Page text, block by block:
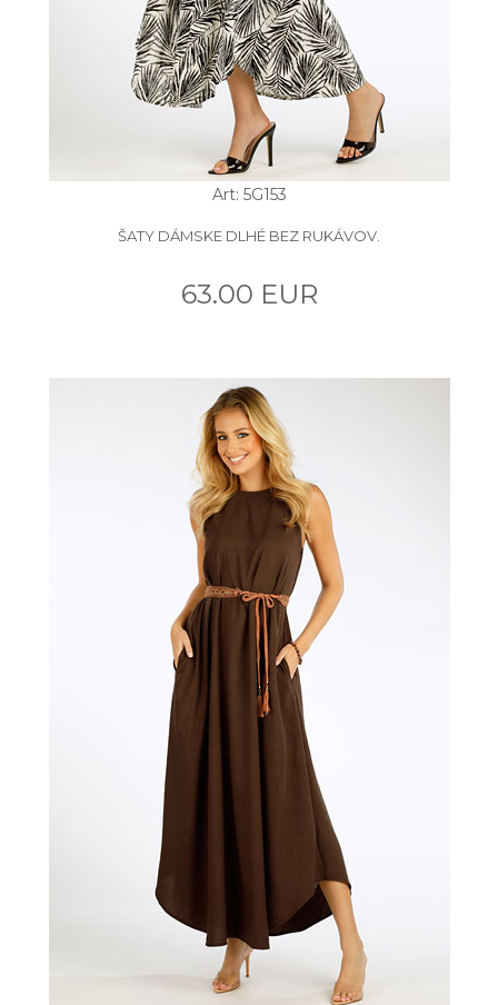
Art: 5G153
ŠATY DÁMSKE DLHÉ BEZ RUKÁVOV.
63.00 EUR